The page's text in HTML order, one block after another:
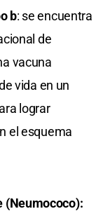
b: se encuentra
de
vacuna
vida en un
lograr
el esquema
(Neumococo):